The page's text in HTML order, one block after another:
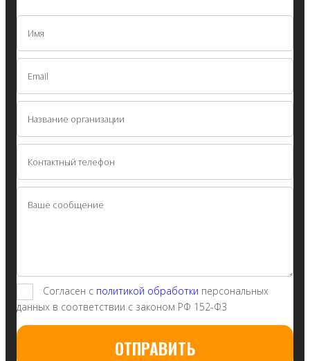
Согласен с политикой обработки персональных
данных в соответствии с законом РФ 152-Ф3
ОТПРАВИТЬ